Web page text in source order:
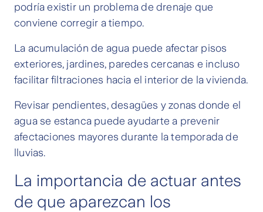
podría existir un problema de drenaje que
conviene corregir a tiempo.
La acumulación de agua puede afectar pisos
exteriores, jardines, paredes cercanas e incluso
facilitar filtraciones hacia el interior de la vivienda.
Revisar pendientes, desagües y zonas donde el
agua se estanca puede ayudarte a prevenir
afectaciones mayores durante la temporada de
lluvias.
La importancia de actuar antes
de que aparezcan los